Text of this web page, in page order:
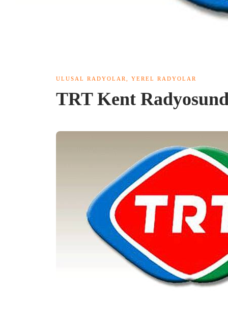
ULUSAL RADYOLAR YEREL RADYOLAR
TRT Kent